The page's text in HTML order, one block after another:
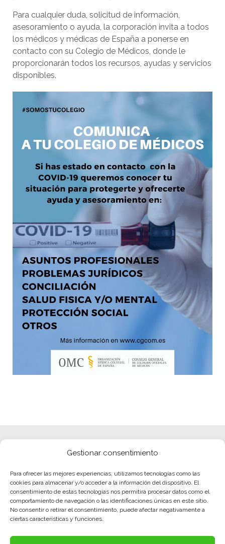
Gestionar consentimiento
Para ofrecer las mejores experiencias, utilizamos tecnologías como las
cookies para almacenar y/o acceder a la información del dispositivo. El
consentimiento de estas tecnologías nos permitirá procesar datos como el
comportamiento de navegación o las identificaciones únicas en este sitio.
No consentir o retirar el consentimiento, puede afectar negativamente a
ciertas características y funciones.
Para cualquier duda, solicitud de información,
asesoramiento o ayuda, la corporación invita a todos
los médicos y médicas de España a ponerse en
contacto con su Colegio de Médicos, donde le
proporcionarán todos los recursos, ayudas y servicios
disponibles.